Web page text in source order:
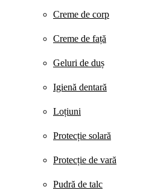
Creme de corp
Creme de față
Geluri de duș
Igienă dentară
Loțiuni
Protecție solară
Protecție de vară
Pudră de talc